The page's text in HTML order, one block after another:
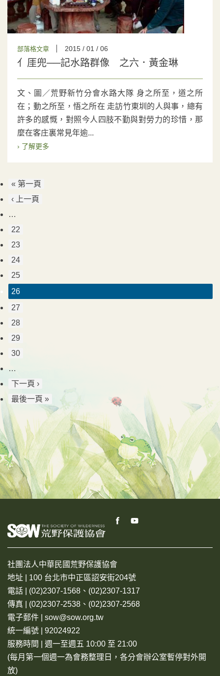
部落格文章 2015 / 01 / 06
亻厓兜──記水路群像 之六．黃金琳
文、圖／荒野新竹分會水路大隊 身之所至，道之所
在；動之所至，悟之所在 走訪竹東圳的人與事，總有
許多的感慨，對照今人四肢不勤與對勞力的珍惜，那
麼在客庄裏常見年逾...
› 了解更多
« 第一頁
‹ 上一頁
…
22
23
24
25
26
27
28
29
30
…
下一頁 ›
最後一頁 »
社團法人中華民國荒野保護協會
地址 | 100 台北市中正區詔安街204號
電話 | (02)2307-1568、(02)2307-1317
傳真 | (02)2307-2538、(02)2307-2568
電子郵件 | sow@sow.org.tw
統一編號 | 92024922
服務時間 | 週一至週五 10:00 至 21:00
(每月第一個週一為會務整理日，各分會辦公室暫停對外開
放)